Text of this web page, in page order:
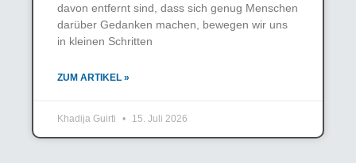
davon entfernt sind, dass sich genug Menschen
darüber Gedanken machen, bewegen wir uns
in kleinen Schritten
ZUM ARTIKEL »
Khadija Guirti 15. Juli 2026